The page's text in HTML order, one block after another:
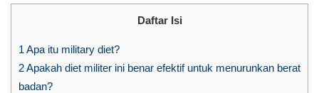
Daftar Isi
1 Apa itu military diet?
2Apakah diet militer ini benar efektif untuk menurunkan berat
badan?